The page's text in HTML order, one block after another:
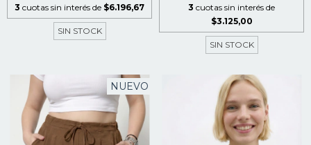
3 cuotas sin interés de $6.196,67
SIN STOCK
3 cuotas sin interés de
$3.125,00
SIN STOCK
NUEVO